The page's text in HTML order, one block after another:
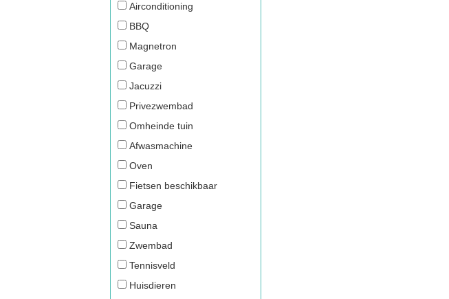
Airconditioning
BBQ
Magnetron
Garage
Jacuzzi
Privezwembad
Omheinde tuin
Afwasmachine
Oven
Fietsen beschikbaar
Garage
Sauna
Zwembad
Tennisveld
Huisdieren